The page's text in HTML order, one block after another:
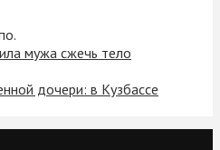
мужа сжечь тело
дочери: в Кузбассе